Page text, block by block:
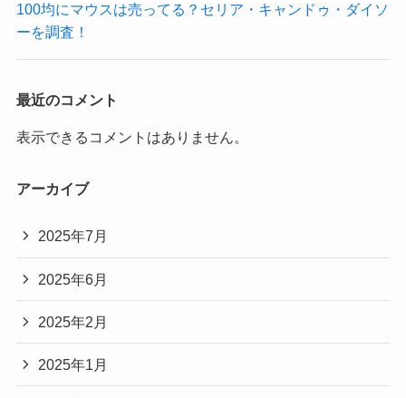
100均にマウスは売ってる？セリア・キャンドゥ・ダイソ
ーを調査！
最近のコメント
表示できるコメントはありません。
アーカイブ
2025年7月
2025年6月
2025年2月
2025年1月